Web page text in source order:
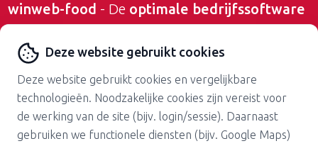
winweb-food - De optimale bedrijfssoftware
voedingsmiddelenindustrie en groothandel
Contact opnemen
Deze website gebruikt cookies
Deze website gebruikt cookies en vergelijkbare
technologieën. Noodzakelijke cookies zijn vereist voor
de werking van de site (bijv. login/sessie). Daarnaast
gebruiken we functionele diensten (bijv. Google Maps)